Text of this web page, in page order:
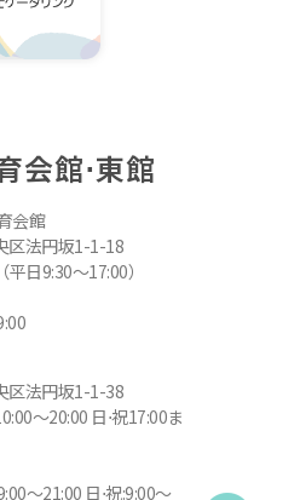
会館⋅東館
会館
区法円坂1-1-18
日9:30～17:00）
区法円坂1-1-38
～20:00 日⋅祝17:00ま
～21:00 日⋅祝:9:00～